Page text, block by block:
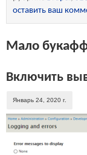
оставить ваш
Мало
Включить
Январь 24, 2020 г.